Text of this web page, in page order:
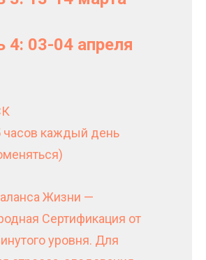
4: 03-04 апреля
часов каждый день
Жизни —
Сертификация от
уровня. Для